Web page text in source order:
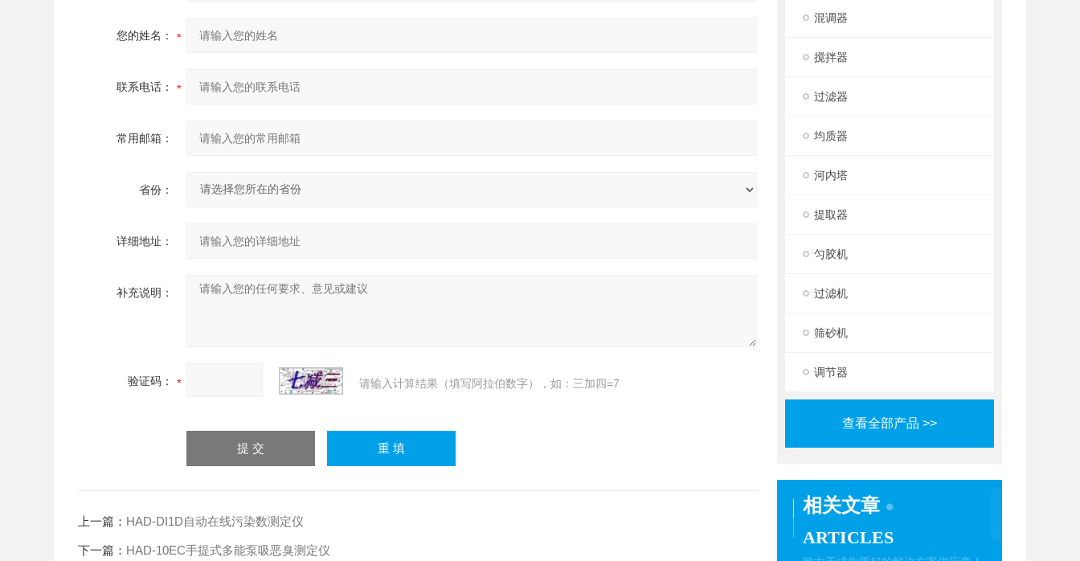
混调器
搅拌器
过滤器
均质器
河内塔
提取器
匀胶机
过滤机
筛砂机
调节器
查看全部产品 >>
相关文章
ARTICLES
您的姓名：
联系电话：
常用邮箱：
省份：
详细地址：
补充说明：
验证码： 请输入计算结果（填写阿拉伯数字），如：三加四=7
上一篇： HAD-DI1D自动在线污染数测定仪
下一篇： HAD-10EC手提式多能泵吸恶臭测定仪